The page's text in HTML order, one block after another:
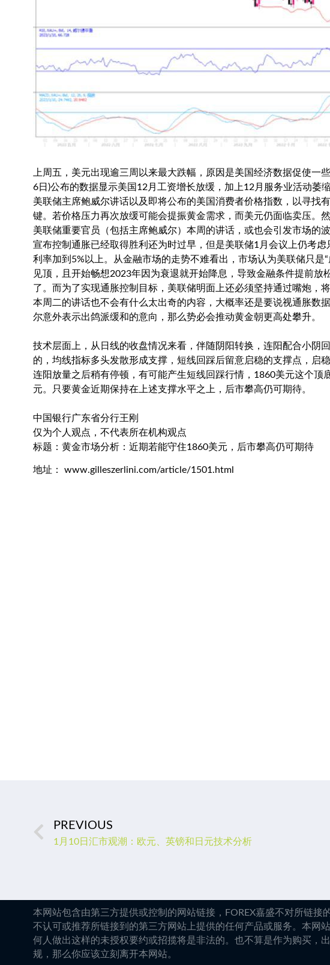
上周五，美元出现逾三周以来最大跌幅，原因是美国经济数据促使一
6日)公布的数据显示美国12月工资增长放缓，加上12月服务业活动萎
美联储主席鲍威尔讲话以及即将公布的美国消费者价格指数，以寻找
键。若价格压力再次放缓可能会提振黄金需求，而美元仍面临卖压。
美联储重要官员（包括主席鲍威尔）本周的讲话，或也会引发市场的
宣布控制通胀已经取得胜利还为时过早，但是美联储1月会议上仍考
利率加到5%以上。从金融市场的走势不难看出，市场认为美联储只是
见顶，且开始畅想2023年因为衰退就开始降息，导致金融条件提前放
了。而为了实现通胀控制目标，美联储明面上还必须坚持通过嘴炮，
本周二的讲话也不会有什么太出奇的内容，大概率还是要说视通胀数
尔意外表示出鸽派缓和的意向，那么势必会推动黄金朝更高处攀升。
技术层面上，从日线的收盘情况来看，伴随阴阳转换，连阳配合小阴
的，均线指标多头发散形成支撑，短线回踩后留意启稳的支撑点，启
连阳放量之后稍有停顿，有可能产生短线回踩行情，1860美元这个顶
元。只要黄金近期保持在上述支撑水平之上，后市攀高仍可期待。
中国银行广东省分行王刚
仅为个人观点，不代表所在机构观点
标题：黄金市场分析：近期若能守住1860美元，后市攀高仍可期待
地址： www.gilleszerlini.com/article/1501.html
PREVIOUS
1月10日汇市观潮：欧元、英镑和日元技术分析
本网站包含由第三方提供或控制的网站链接，FOREX嘉盛不对所链
不认可或推荐所链接到的第三方网站上提供的任何产品或服务。本网
何人做出这样的未授权要约或招揽将是非法的。也不算是作为购买，
规，那么你应该立刻离开本网站。